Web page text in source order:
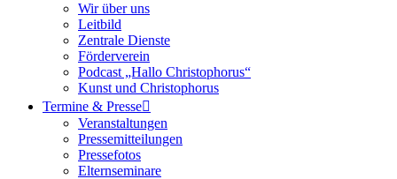
Wir über uns
Leitbild
Zentrale Dienste
Förderverein
Podcast „Hallo Christophorus“
Kunst und Christophorus
Termine & Presse
Veranstaltungen
Pressemitteilungen
Pressefotos
Elternseminare